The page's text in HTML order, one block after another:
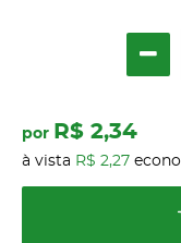
por R$ 2,34
à vista R$ 2,27